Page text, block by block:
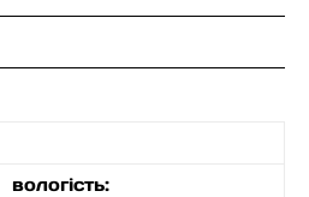
вологість: